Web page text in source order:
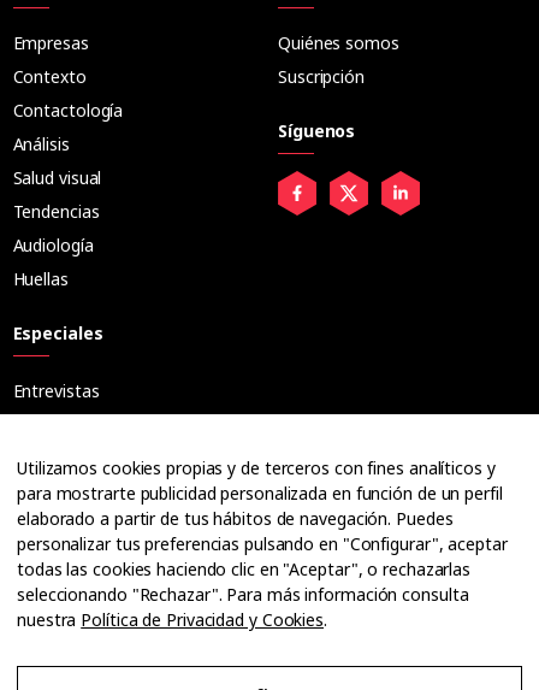
Empresas
Contexto
Contactología
Análisis
Salud visual
Tendencias
Audiología
Huellas
Especiales
Entrevistas
Ópticos
Cuadernos
Guías
Dossier
Anuarios
Ofertas de empleo
Quiénes somos
Suscripción
Síguenos
Utilizamos cookies propias y de terceros con fines analíticos y
para mostrarte publicidad personalizada en función de un perfil
elaborado a partir de tus hábitos de navegación. Puedes
personalizar tus preferencias pulsando en "Configurar", aceptar
todas las cookies haciendo clic en "Aceptar", o rechazarlas
seleccionando "Rechazar". Para más información consulta
nuestra Política de Privacidad y Cookies.